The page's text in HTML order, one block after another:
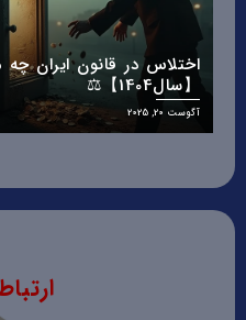
اختلاس در قانون ایران چه
【سال1404】⚖️
آگوست 20, 2025